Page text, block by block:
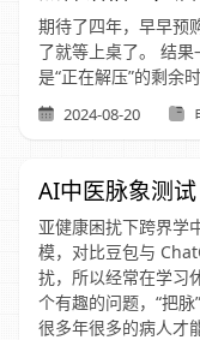
期待了四年，早早预
了就等上桌了。 结
是“正在解压”的剩余
2024-08-20
AI中医脉象测试
亚健康困扰下跨界学
模，对比豆包与
扰，所以经常在学习
个有趣的问题，“把
很多年很多的病人才